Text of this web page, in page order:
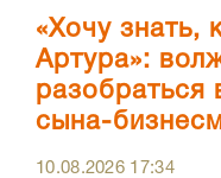
«Хочу знать,
Артура»:
разобраться
сына-
10.08.2026 17:34